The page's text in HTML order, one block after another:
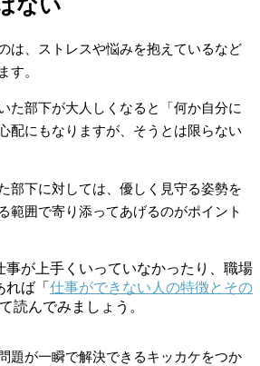
ない
は、ストレスや悩みを抱えているなど
す。
た部下が大人しくなると「何か自分に
配にもなりますが、そうとは限らない
部下に対しては、優しく見守る姿勢を
範囲で寄り添ってあげるのがポイント
事が上手くいっていなかったり、職場
ば「 仕事ができない人の特徴とその
読んでみましょう。
題が一瞬で解決できるキッカケをつか